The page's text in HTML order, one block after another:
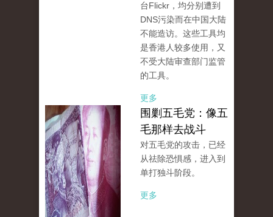
台Flickr，均分别遭到
DNS污染而在中国大陆
不能造访。这些工具均
是香港人较多使用，又
不受大陆审查部门监管
的工具。
更多
围剿五毛党：像五
毛那样去战斗
对五毛党的攻击，已经
从祛除恐惧感，进入到
单打独斗阶段。
更多